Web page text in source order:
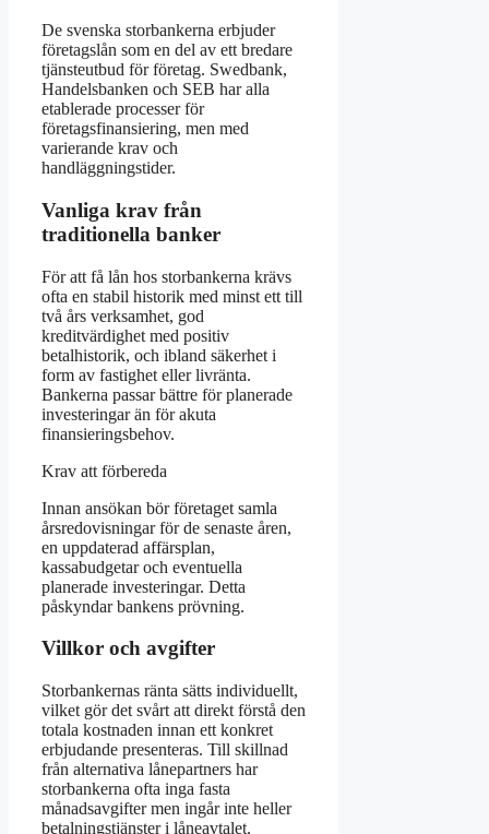
De svenska storbankerna erbjuder
företagslån som en del av ett bredare
tjänsteutbud för företag. Swedbank,
Handelsbanken och SEB har alla
etablerade processer för
företagsfinansiering, men med
varierande krav och
handläggningstider.
Vanliga krav från
traditionella banker
För att få lån hos storbankerna krävs
ofta en stabil historik med minst ett till
två års verksamhet, god
kreditvärdighet med positiv
betalhistorik, och ibland säkerhet i
form av fastighet eller livränta.
Bankerna passar bättre för planerade
investeringar än för akuta
finansieringsbehov.
Krav att förbereda
Innan ansökan bör företaget samla
årsredovisningar för de senaste åren,
en uppdaterad affärsplan,
kassabudgetar och eventuella
planerade investeringar. Detta
påskyndar bankens prövning.
Villkor och avgifter
Storbankernas ränta sätts individuellt,
vilket gör det svårt att direkt förstå den
totala kostnaden innan ett konkret
erbjudande presenteras. Till skillnad
från alternativa lånepartners har
storbankerna ofta inga fasta
månadsavgifter men ingår inte heller
betalningstjänster i låneavtalet.